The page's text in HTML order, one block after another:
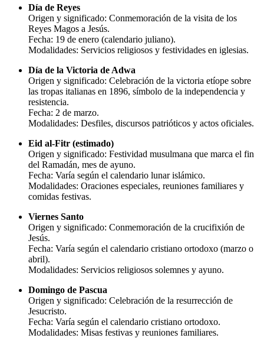
Día de Reyes
Origen y significado: Conmemoración de la visita de los
Reyes Magos a Jesús.
Fecha: 19 de enero (calendario juliano).
Modalidades: Servicios religiosos y festividades en iglesias.
Día de la Victoria de Adwa
Origen y significado: Celebración de la victoria etíope sobre
las tropas italianas en 1896, símbolo de la independencia y
resistencia.
Fecha: 2 de marzo.
Modalidades: Desfiles, discursos patrióticos y actos oficiales.
Eid al-Fitr (estimado)
Origen y significado: Festividad musulmana que marca el fin
del Ramadán, mes de ayuno.
Fecha: Varía según el calendario lunar islámico.
Modalidades: Oraciones especiales, reuniones familiares y
comidas festivas.
Viernes Santo
Origen y significado: Conmemoración de la crucifixión de
Jesús.
Fecha: Varía según el calendario cristiano ortodoxo (marzo o
abril).
Modalidades: Servicios religiosos solemnes y ayuno.
Domingo de Pascua
Origen y significado: Celebración de la resurrección de
Jesucristo.
Fecha: Varía según el calendario cristiano ortodoxo.
Modalidades: Misas festivas y reuniones familiares.